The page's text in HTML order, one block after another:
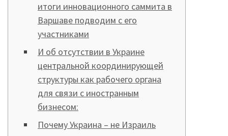
итоги инновационного саммита в
Варшаве подводим с его
участниками
И об отсутствии в Украине
центральной координирующей
структуры как рабочего органа
для связи с иностранным
бизнесом:
Почему Украина – не Израиль